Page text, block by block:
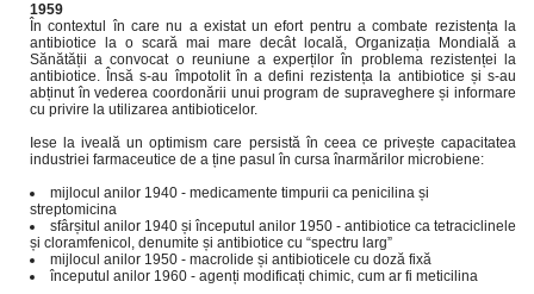
1959
În contextul în care nu a existat un efort pentru a combate rezistența la
antibiotice la o scară mai mare decât locală, Organizația Mondială a
Sănătății a convocat o reuniune a experților în problema rezistenței la
antibiotice. Însă s-au împotolit în a defini rezistența la antibiotice și s-au
abținut în vederea coordonării unui program de supraveghere și informare
cu privire la utilizarea antibioticelor.
Iese la iveală un optimism care persistă în ceea ce privește capacitatea
industriei farmaceutice de a ține pasul în cursa înarmărilor microbiene:
mijlocul anilor 1940 - medicamente timpurii ca penicilina și
streptomicina
sfârșitul anilor 1940 și începutul anilor 1950 - antibiotice ca tetraciclinele
și cloramfenicol, denumite și antibiotice cu “spectru larg”
mijlocul anilor 1950 - macrolide și antibioticele cu doză fixă
începutul anilor 1960 - agenți modificați chimic, cum ar fi meticilina